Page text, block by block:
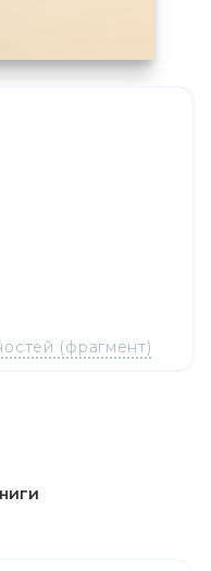
(фрагмент)